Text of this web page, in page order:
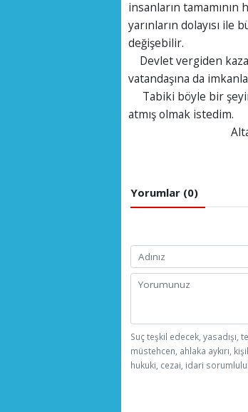
insanların tamamının
yarınların dolayısı
değişebilir.
Devlet vergiden
vatandaşına da
Tabiki böyle bir
atmış olmak
Altan
Yorumlar (0)
Suç teşkil edecek, yasadışı,
müstehcen, ahlaka aykırı,
hukuki, cezai, idari